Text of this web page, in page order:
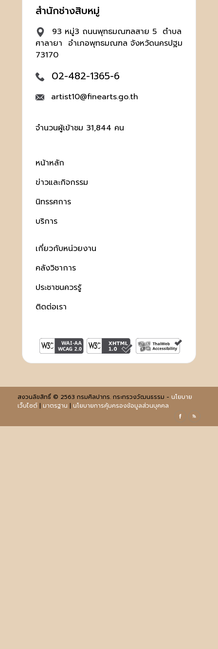
สำนักช่างสิบหมู่
93 หมู่3 ถนนพุทธมณฑลสาย 5 ตำบล
ศาลายา อำเภอพุทธมณฑล จังหวัดนครปฐม
73170
02-482-1365-6
artist10@finearts.go.th
จำนวนผู้เข้าชม 31,844 คน
หน้าหลัก
ข่าวและกิจกรรม
นิทรรศการ
บริการ
เกี่ยวกับหน่วยงาน
คลังวิชาการ
ประชาชนควรรู้
ติดต่อเรา
สงวนลิขสิทธิ์ © 2563 กรมศิลปากร. กระทรวงวัฒนธรรม - นโยบาย
เว็บไซต์| มาตรฐาน | นโยบายการคุ้มครองข้อมูลส่วนบุคคล